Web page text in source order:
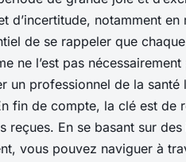
d’incertitude, notamment
de se rappeler que
ne l’est pas
un professionnel de la
fin de compte, la clé est de
reçues. En se basant sur
vous pouvez naviguer à